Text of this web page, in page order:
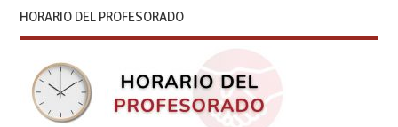
HORARIO DEL PROFESORADO